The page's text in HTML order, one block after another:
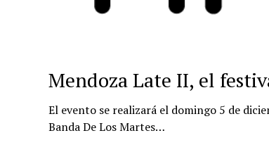
Mendoza Late II, el
El evento se realizará el domingo 5 de
Banda De Los Martes…